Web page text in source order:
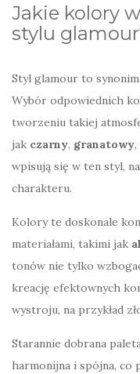
Jakie kolory
stylu
Styl glamour to
Wybór odpowiednich
tworzeniu takiej
jak czarny, granatowy,
wpisują się w ten styl,
charakteru.
Kolory te doskonale
materiałami, takimi jak
tonów nie tylko
kreację efektownych
wystroju, na przykład
Starannie dobrana
harmonijna i spójna, co